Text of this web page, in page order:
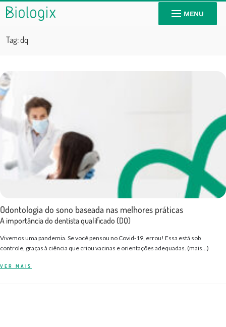
MENU
Tag:dq
Odontologia do sono baseada nas melhores práticas
A importância do dentista qualificado (DQ)
Vivemos uma pandemia. Se você pensou no Covid-19, errou! Essa está sob
controle, graças à ciência que criou vacinas e orientações adequadas. (mais…)
VER MAIS